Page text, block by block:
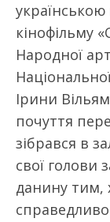
українською
кінофільму
Народної
Ірини
почуття
зібрався в
свої голови
данину тим,